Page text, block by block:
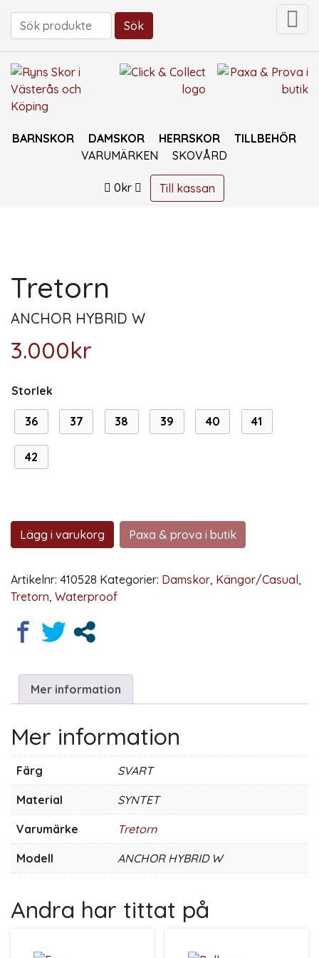
Sök efter:
Sök
BARNSKOR DAMSKOR HERRSKOR
TILLBEHÖR
VARUMÄRKEN
SKOVÅRD
0kr Till kassan
Tretorn
ANCHOR HYBRID W
3.000kr
Storlek
36 37 38 39 40 41
42
Lägg i varukorg Paxa & prova i butik
Artikelnr: 410528 Kategorier: Damskor, Kängor/Casual,
Tretorn, Waterproof
Mer information
Mer information
Färg SVART
Material SYNTET
Varumärke Tretorn
Modell ANCHOR HYBRID W
Andra har tittat på